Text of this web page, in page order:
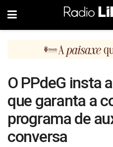
O PPdeG insta
que garanta a
programa de
conversa